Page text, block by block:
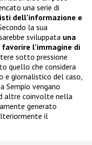
una serie di
dell’informazione e
la sua
sviluppata una
l’immagine di
sotto pressione
quello che considera
e giornalistico del caso,
Sempio vengano
altre coinvolte nella
generato
il